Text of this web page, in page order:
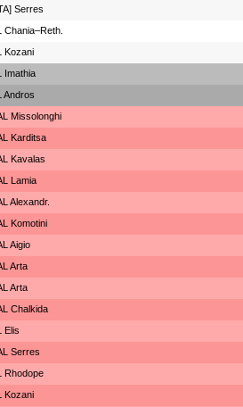
Serres
Chania–Reth.
Kozani
Imathia
Andros
Missolonghi
Karditsa
Kavalas
Lamia
Alexandr.
Komotini
Aigio
Arta
Arta
Chalkida
Elis
Serres
Rhodope
Kozani